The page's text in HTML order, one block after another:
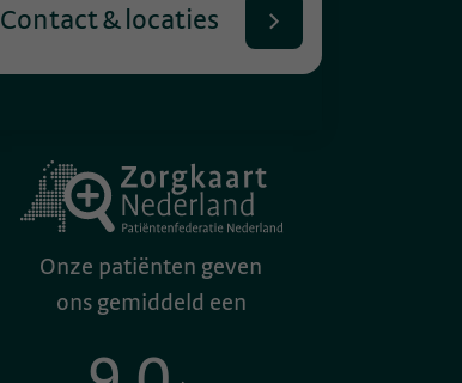
Contact & locaties
Onze patiënten geven
ons gemiddeld een